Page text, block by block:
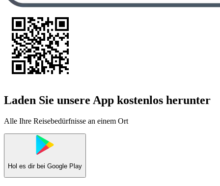
Laden Sie unsere App kostenlos herunter
Alle Ihre Reisebedürfnisse an einem Ort
Hol es dir bei Google Play